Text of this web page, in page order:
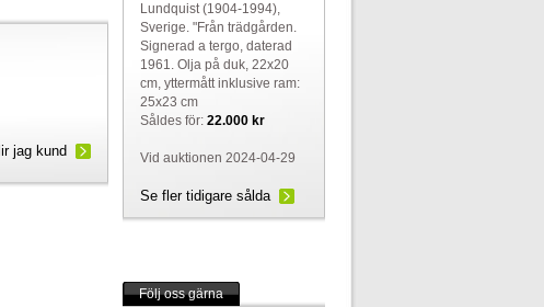
jag kund
Lundquist (1904-1994),
Sverige. "Från trädgården.
Signerad a tergo, daterad
1961. Olja på duk, 22x20
cm, yttermått inklusive ram:
25x23 cm
Såldes för: 22.000 kr
Vid auktionen 2024-04-29
Se fler tidigare sålda
Följ oss gärna